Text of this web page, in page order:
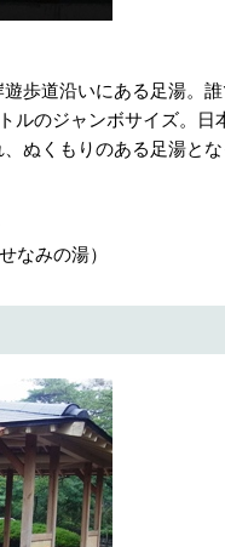
歩道沿いにある足湯。
ルのジャンボサイズ。
ぬくもりのある足湯と
みの湯）